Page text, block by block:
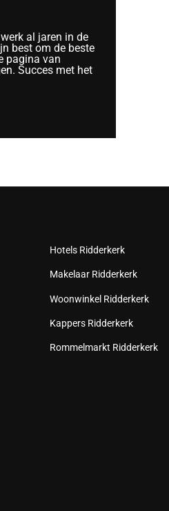
al jaren in de
best om de beste
pagina van
Succes met het
Hotels Ridderkerk
Makelaar Ridderkerk
Woonwinkel Ridderkerk
Kappers Ridderkerk
Rommelmarkt Ridderkerk